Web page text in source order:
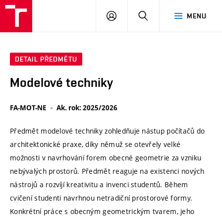
MENU
PŘIHLÁSIT
DETAIL PŘEDMĚTU
Modelové techniky
FA-MOT-NE Ak. rok: 2025/2026
Předmět modelové techniky zohledňuje nástup počítačů do
architektonické praxe, díky němuž se otevřely velké
možnosti v navrhování forem obecné geometrie za vzniku
nebývalých prostorů. Předmět reaguje na existenci nových
nástrojů a rozvíjí kreativitu a invenci studentů. Během
cvičení studenti navrhnou netradiční prostorové formy.
Konkrétní práce s obecným geometrickým tvarem, jeho